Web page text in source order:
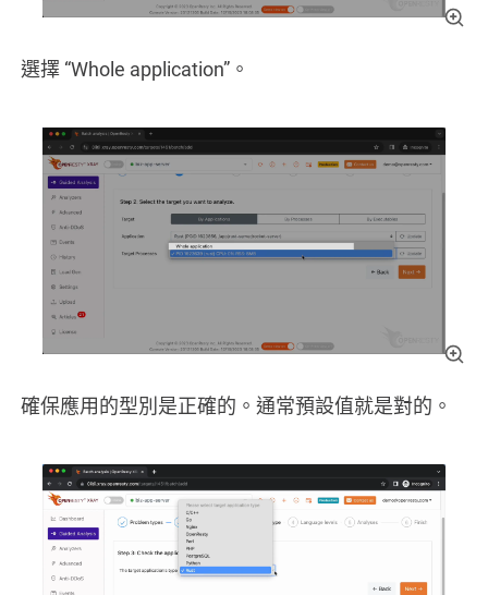
選擇 “Whole application”。
確保應用的型別是正確的。通常預設值就是對的。